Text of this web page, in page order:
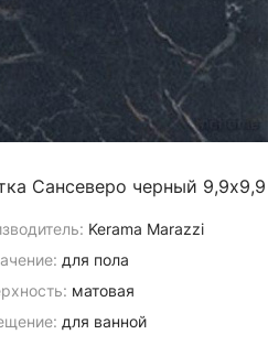
Сансеверо черный 9,9х9,9
Kerama Marazzi
для пола
матовая
для ванной